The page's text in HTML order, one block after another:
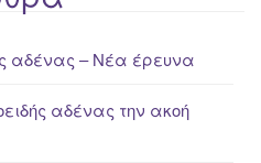
αδένας – Νέα έρευνα
αδένας την ακοή